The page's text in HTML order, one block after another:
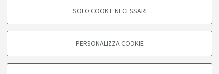
COOKIE DI PROFILAZIONE - FACOLTATIVI
degli utenti, creare profili in base al loro comportamento sul sito, per analisi
di marketing.
SOLO COOKIE NECESSARI
PERSONALIZZA COOKIE
CF: 80007010376